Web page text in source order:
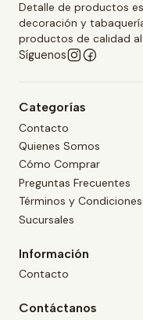
Detalle de productos
decoración y
productos de calidad
Síguenos
Categorías
Contacto
Quienes Somos
Cómo Comprar
Preguntas Frecuentes
Términos y Condiciones
Sucursales
Información
Contacto
Contáctanos